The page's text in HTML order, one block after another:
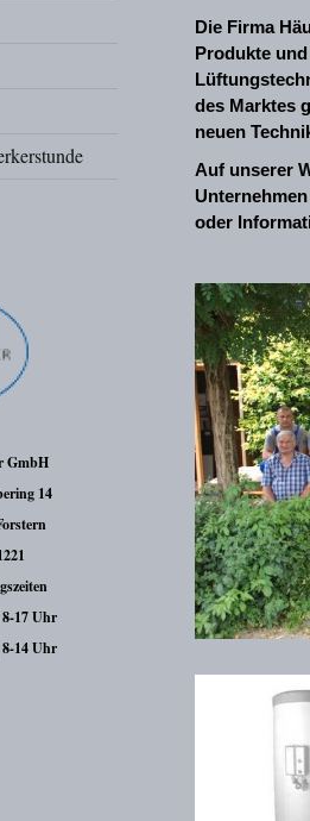
Die Firma
Produkte
des Marktes
neuen
Auf unserer
oder
GmbH
14
17 Uhr
14 Uhr